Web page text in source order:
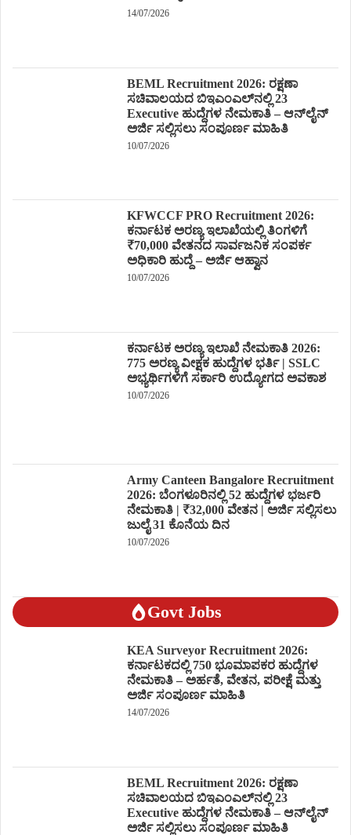
14/07/2026
BEML Recruitment 2026: ರಕ್ಷಣಾ
ಸಚಿವಾಲಯದ ಬಿಇಎಂಎಲ್‌ನಲ್ಲಿ 23
Executive ಹುದ್ದೆಗಳ ನೇಮಕಾತಿ – ಆನ್‌ಲೈನ್
ಅರ್ಜಿ ಸಲ್ಲಿಸಲು ಸಂಪೂರ್ಣ ಮಾಹಿತಿ
10/07/2026
KFWCCF PRO Recruitment 2026:
ಕರ್ನಾಟಕ ಅರಣ್ಯ ಇಲಾಖೆಯಲ್ಲಿ ತಿಂಗಳಿಗೆ
₹70,000 ವೇತನದ ಸಾರ್ವಜನಿಕ ಸಂಪರ್ಕ
ಅಧಿಕಾರಿ ಹುದ್ದೆ – ಅರ್ಜಿ ಆಹ್ವಾನ
10/07/2026
ಕರ್ನಾಟಕ ಅರಣ್ಯ ಇಲಾಖೆ ನೇಮಕಾತಿ 2026:
775 ಅರಣ್ಯ ವೀಕ್ಷಕ ಹುದ್ದೆಗಳ ಭರ್ತಿ | SSLC
ಅಭ್ಯರ್ಥಿಗಳಿಗೆ ಸರ್ಕಾರಿ ಉದ್ಯೋಗದ ಅವಕಾಶ
10/07/2026
Army Canteen Bangalore Recruitment
2026: ಬೆಂಗಳೂರಿನಲ್ಲಿ 52 ಹುದ್ದೆಗಳ ಭರ್ಜರಿ
ನೇಮಕಾತಿ | ₹32,000 ವೇತನ | ಅರ್ಜಿ ಸಲ್ಲಿಸಲು
ಜುಲೈ 31 ಕೊನೆಯ ದಿನ
10/07/2026
Govt Jobs
KEA Surveyor Recruitment 2026:
ಕರ್ನಾಟಕದಲ್ಲಿ 750 ಭೂಮಾಪಕರ ಹುದ್ದೆಗಳ
ನೇಮಕಾತಿ – ಅರ್ಹತೆ, ವೇತನ, ಪರೀಕ್ಷೆ ಮತ್ತು
ಅರ್ಜಿ ಸಂಪೂರ್ಣ ಮಾಹಿತಿ
14/07/2026
BEML Recruitment 2026: ರಕ್ಷಣಾ
ಸಚಿವಾಲಯದ ಬಿಇಎಂಎಲ್‌ನಲ್ಲಿ 23
Executive ಹುದ್ದೆಗಳ ನೇಮಕಾತಿ – ಆನ್‌ಲೈನ್
ಅರ್ಜಿ ಸಲ್ಲಿಸಲು ಸಂಪೂರ್ಣ ಮಾಹಿತಿ